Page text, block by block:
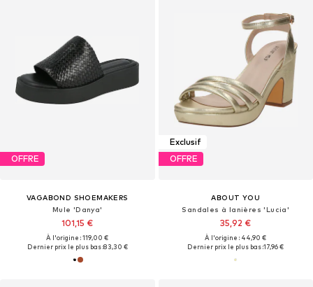
OFFRE
VAGABOND SHOEMAKERS
Mule 'Danya'
101,15 €
À l'origine : 119,00 €
Dernier prix le plus bas :83,30 €
Exclusif
OFFRE
ABOUT YOU
Sandales à lanières 'Lucia'
35,92 €
À l'origine : 44,90 €
Dernier prix le plus bas :17,96 €